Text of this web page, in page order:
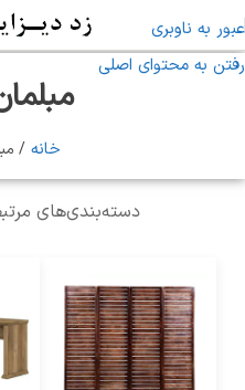
عبور به ناوبری
رفتن به محتوای اصلی
خانه
دسته‌بندی‌های